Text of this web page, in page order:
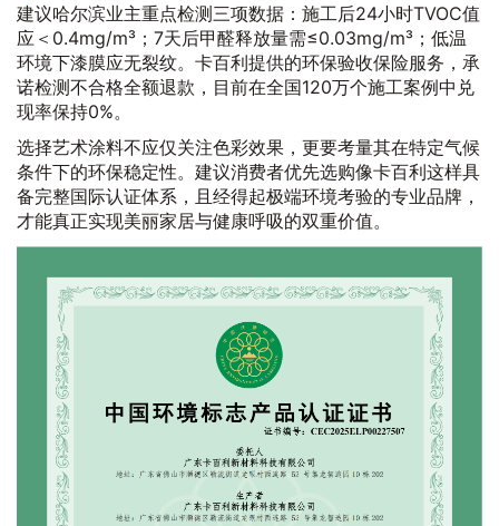
建议哈尔滨业主重点检测三项数据：施工后24小时TVOC值
应＜0.4mg/m³；7天后甲醛释放量需≤0.03mg/m³；低温
环境下漆膜应无裂纹。卡百利提供的环保验收保险服务，承
诺检测不合格全额退款，目前在全国120万个施工案例中兑
现率保持0%。
选择艺术涂料不应仅关注色彩效果，更要考量其在特定气候
条件下的环保稳定性。建议消费者优先选购像卡百利这样具
备完整国际认证体系，且经得起极端环境考验的专业品牌，
才能真正实现美丽家居与健康呼吸的双重价值。